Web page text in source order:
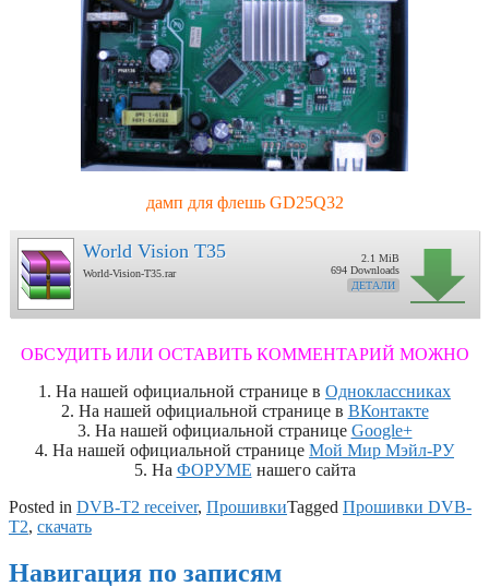
дамп для флешь GD25Q32
World Vision T35
World-Vision-T35.rar
2.1 MiB
694 Downloads
ДЕТАЛИ
ОБСУДИТЬ ИЛИ ОСТАВИТЬ КОММЕНТАРИЙ МОЖНО
1. На нашей официальной странице в Одноклассниках
2. На нашей официальной странице в ВКонтакте
3. На нашей официальной странице Google+
4. На нашей официальной странице Мой Мир Мэйл-РУ
5. На ФОРУМЕ нашего сайта
Posted in DVB-T2 receiver, ПрошивкиTagged Прошивки DVB-
T2, скачать
Навигация по записям